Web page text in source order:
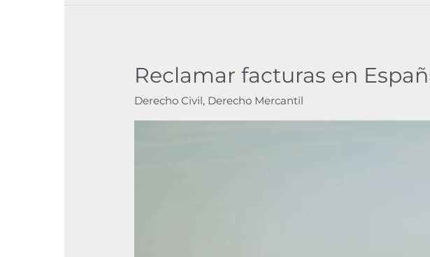
Reclamar facturas en
Derecho Civil, Derecho Mercantil
Reclamar
en